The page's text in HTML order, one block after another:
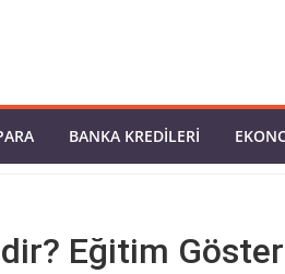
BANKA KREDILERI
Eğitim